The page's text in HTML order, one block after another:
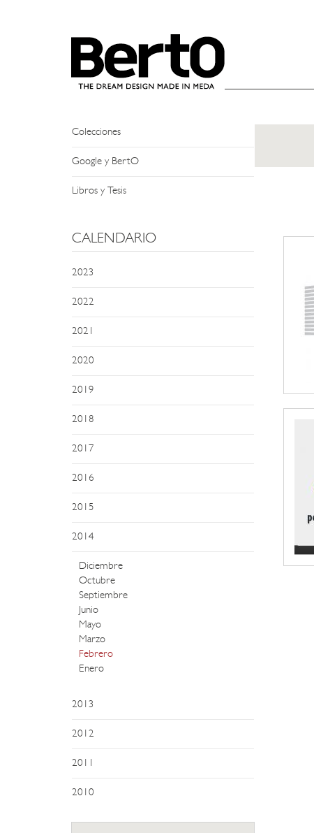
NEWS
Eventos y Encuentros
Colecciones
Google y BertO
Libros y Tesis
CALENDARIO
2023
2022
2021
2020
2019
2018
2017
2016
2015
2014
Diciembre
Octubre
Septiembre
Junio
Mayo
Marzo
Febrero
Enero
2013
2012
2011
2010